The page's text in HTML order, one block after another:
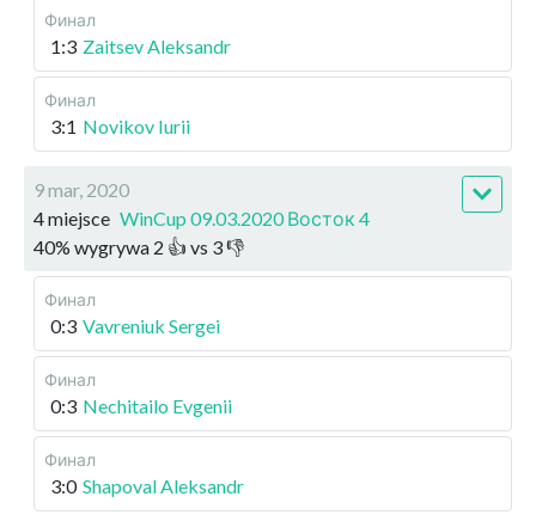
Финал
1:3 Zaitsev Aleksandr
Финал
3:1 Novikov Iurii
9 mar, 2020
4 miejsce WinCup 09.03.2020 Восток 4
40% wygrywa 2 👍 vs 3👎
Финал
0:3 Vavreniuk Sergei
Финал
0:3 Nechitailo Evgenii
Финал
3:0 Shapoval Aleksandr